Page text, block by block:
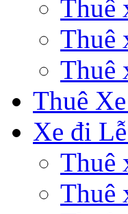
Thuê
Thuê
Thuê
Thuê
Xe đi
Thuê
Thuê